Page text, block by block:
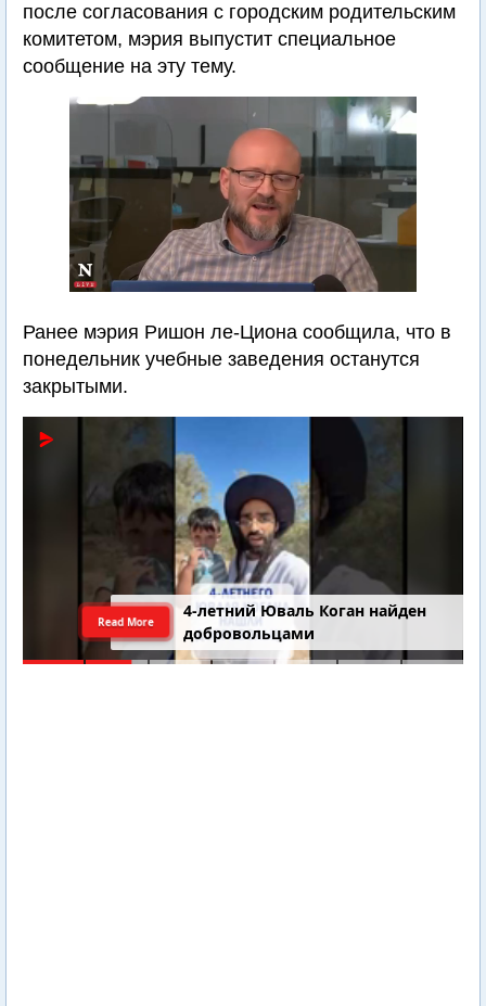
после согласования с городским родительским
комитетом, мэрия выпустит специальное
сообщение на эту тему.
Ранее мэрия Ришон ле-Циона сообщила, что в
понедельник учебные заведения останутся
закрытыми.
4-летний Юваль Коган найден
добровольцами
Read More